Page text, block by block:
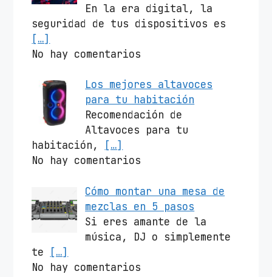
En la era digital, la
seguridad de tus dispositivos es
[…]
No hay comentarios
Los mejores altavoces
para tu habitación
Recomendación de
Altavoces para tu
habitación,
[…]
No hay comentarios
Cómo montar una mesa de
mezclas en 5 pasos
Si eres amante de la
música, DJ o simplemente
te
[…]
No hay comentarios